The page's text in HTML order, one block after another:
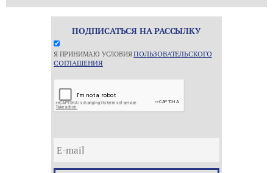
ПОДПИСАТЬСЯ НА РАССЫЛКУ
Я ПРИНИМАЮ УСЛОВИЯПОЛЬЗОВАТЕЛЬСКОГО
СОГЛАШЕНИЯ